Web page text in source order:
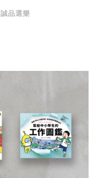
誠品選樂